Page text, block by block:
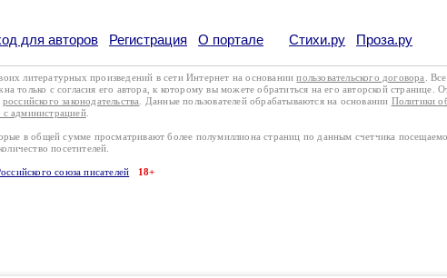
для авторов Регистрация О портале Стихи.ру Проза.ру
литературных произведений в сети Интернет на основаниипользовательского договора
.
только с согласия его автора, к которому вы можете обратиться на его авторской странице.
российского законодательства . Данные пользователей обрабатываются на основании Политики
с администрацией.
в общей сумме просматривают более полумиллиона страниц по данным счетчика
посетителей.
союза писателей 18+